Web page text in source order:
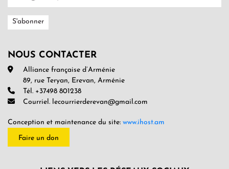
NOUS CONTACTER
Alliance française d’Arménie
89, rue Teryan, Erevan, Arménie
Tél. +37498 801238
Courriel. lecourrierderevan@gmail.com
Conception et maintenance du site: www.ihost.am
Faire un don